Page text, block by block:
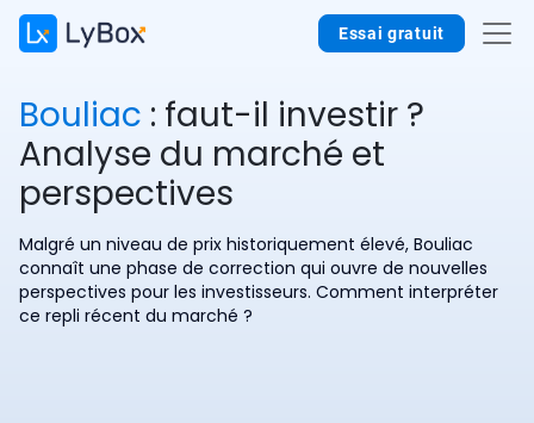
Essai gratuit
Bouliac : faut-il investir ?
Analyse du marché et
perspectives
Malgré un niveau de prix historiquement élevé, Bouliac
connaît une phase de correction qui ouvre de nouvelles
perspectives pour les investisseurs. Comment interpréter
ce repli récent du marché ?